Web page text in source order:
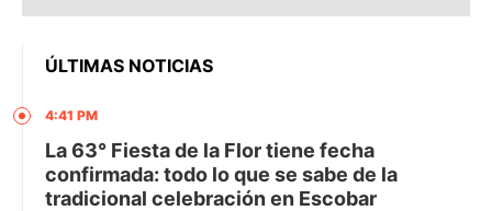
ÚLTIMAS NOTICIAS
4:41 PM
La 63° Fiesta de la Flor tiene fecha
confirmada: todo lo que se sabe de la
tradicional celebración en Escobar